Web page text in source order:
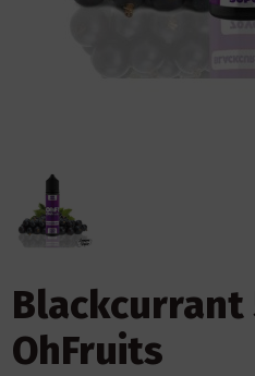
Blackcurrant
OhFruits